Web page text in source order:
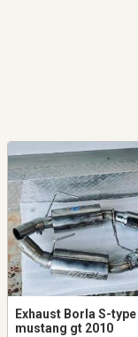
Exhaust Borla S-type
mustang gt 2010